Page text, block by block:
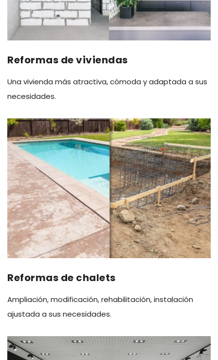
Reformas de viviendas
Una vivienda más atractiva, cómoda y adaptada a sus
necesidades.
Reformas de chalets
Ampliación, modificación, rehabilitación, instalación
ajustada a sus necesidades.